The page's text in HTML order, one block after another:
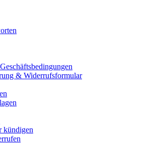
& Widerrufsformular
kündigen